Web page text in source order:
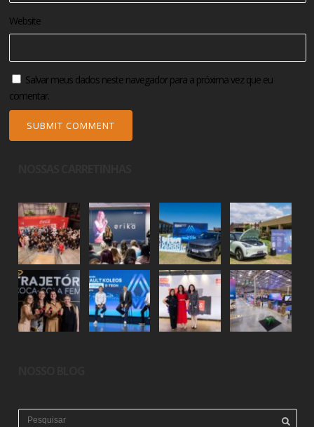
Website
Salvar meus dados neste navegador para a próxima vez que eu
comentar.